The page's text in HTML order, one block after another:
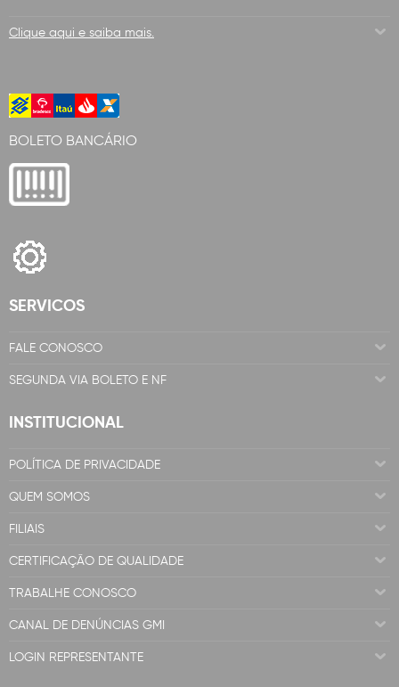
Clique aqui e saiba mais.
BOLETO BANCÁRIO
SERVICOS
FALE CONOSCO
SEGUNDA VIA BOLETO E NF
INSTITUCIONAL
POLÍTICA DE PRIVACIDADE
QUEM SOMOS
FILIAIS
CERTIFICAÇÃO DE QUALIDADE
TRABALHE CONOSCO
CANAL DE DENÚNCIAS GMI
LOGIN REPRESENTANTE